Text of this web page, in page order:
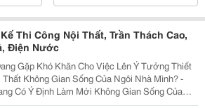
Thi Công Nội Thất, Trần Thách Cao,
Điện Nước
Gặp Khó Khăn Cho Việc Lên Ý Tưởng Thiết
Không Gian Sống Của Ngôi Nhà Mình? -
Có Ý Định Làm Mới Không Gian Sống Của
Nhưng Vẫn Chưa Biết Sẽ Mua Sắm Nội Thất